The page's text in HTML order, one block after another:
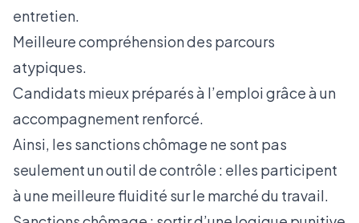
entretien.
Meilleure compréhension des parcours
atypiques.
Candidats mieux préparés à l’emploi grâce à un
accompagnement renforcé.
Ainsi, les sanctions chômage ne sont pas
seulement un outil de contrôle : elles participent
à une meilleure fluidité sur le marché du travail.